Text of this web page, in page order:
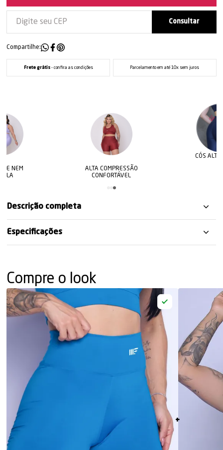
Compartilhe:
Frete grátis- confira as condições Parcelamento em até 10x sem juros
ALTA COMPRESSÃO
CONFORTÁVEL
CÓS ALTO E DUPLO
Descrição completa
Especificações
Compre o look